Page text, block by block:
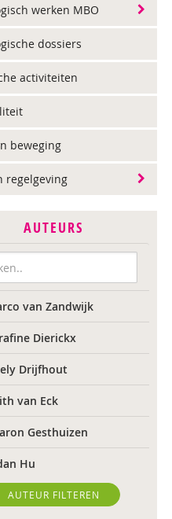
werken MBO
dossiers
activiteiten
beweging
regelgeving
AUTEURS
van Zandwijk
Dierickx
Drijfhout
van Eck
Gesthuizen
Hu
Plantenga
AUTEUR FILTEREN